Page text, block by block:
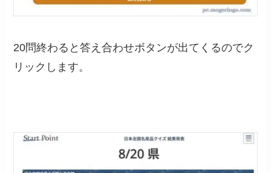
20問終わると答え合わせボタンが出てくるのでク
リックします。